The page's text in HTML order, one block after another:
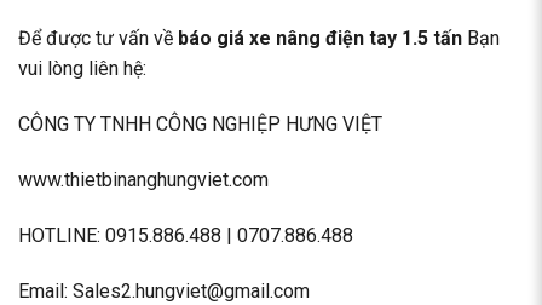
Để được tư vấn về báo giá xe nâng điện tay 1.5 tấn Bạn
vui lòng liên hệ:
CÔNG TY TNHH CÔNG NGHIỆP HƯNG VIỆT
www.thietbinanghungviet.com
HOTLINE: 0915.886.488 | 0707.886.488
Email: Sales2.hungviet@gmail.com